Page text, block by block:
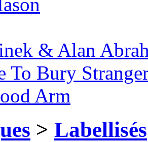
& Alan
To Bury
Arm
> Labellisés